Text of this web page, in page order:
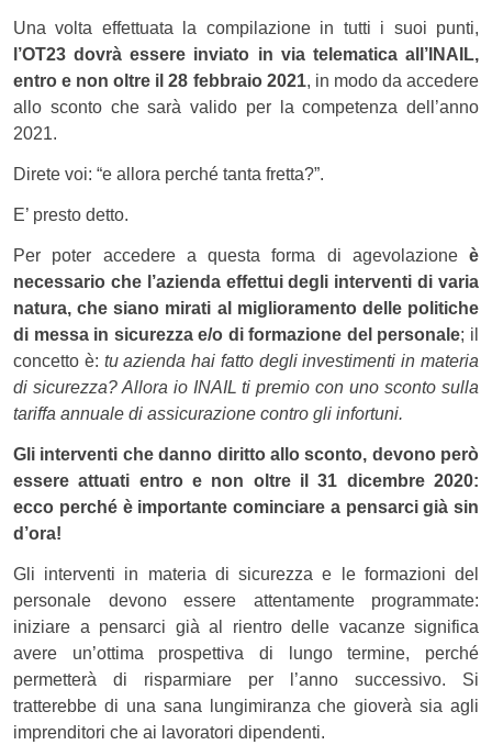
Una volta effettuata la compilazione in tutti i suoi punti,
l’OT23 dovrà essere inviato in via telematica all’INAIL,
entro e non oltre il 28 febbraio 2021, in modo da accedere
allo sconto che sarà valido per la competenza dell’anno
2021.
Direte voi: “e allora perché tanta fretta?”.
E’ presto detto.
Per poter accedere a questa forma di agevolazione è
necessario che l’azienda effettui degli interventi di varia
natura, che siano mirati al miglioramento delle politiche
di messa in sicurezza e/o di formazione del personale; il
concetto è: tu azienda hai fatto degli investimenti in materia
di sicurezza? Allora io INAIL ti premio con uno sconto sulla
tariffa annuale di assicurazione contro gli infortuni.
Gli interventi che danno diritto allo sconto, devono però
essere attuati entro e non oltre il 31 dicembre 2020:
ecco perché è importante cominciare a pensarci già sin
d’ora!
Gli interventi in materia di sicurezza e le formazioni del
personale devono essere attentamente programmate:
iniziare a pensarci già al rientro delle vacanze significa
avere un’ottima prospettiva di lungo termine, perché
permetterà di risparmiare per l’anno successivo. Si
tratterebbe di una sana lungimiranza che gioverà sia agli
imprenditori che ai lavoratori dipendenti.